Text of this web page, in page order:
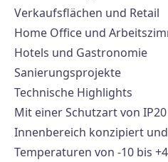
Verkaufsflächen und Retail
Home Office und
Hotels und Gastronomie
Sanierungsprojekte
Technische Highlights
Mit einer Schutzart von
Innenbereich konzipiert
Temperaturen von -10 bis